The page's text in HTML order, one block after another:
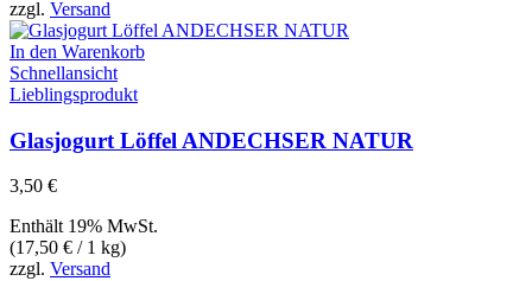
zzgl. Versand
In den Warenkorb
Schnellansicht
Lieblingsprodukt
Glasjogurt Löffel ANDECHSER NATUR
3,50 €
Enthält 19% MwSt.
(17,50 € / 1 kg)
zzgl. Versand